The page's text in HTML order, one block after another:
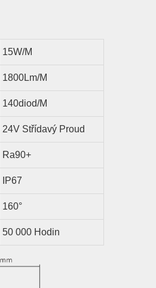
15W/m
1800Lm/m
140diod/m
24V Střídavý Proud
Ra90+
IP67
160°
50 000 Hodin